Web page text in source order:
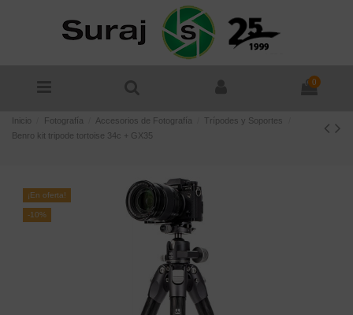
0
Inicio Fotografía Accesorios de Fotografía
Trípodes y Soportes
Benro kit tripode tortoise 34c + GX35
¡En oferta!
-10%